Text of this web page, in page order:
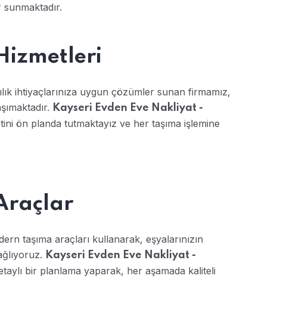
ihtiyaçlarınıza uygun çözümler sunan firmamız,
Kayseri Evden Eve Nakliyat -
ön planda tutmaktayız ve her taşıma işlemine
taşıma araçları kullanarak, eşyalarınızın
Kayseri Evden Eve Nakliyat -
bir planlama yaparak, her aşamada kaliteli